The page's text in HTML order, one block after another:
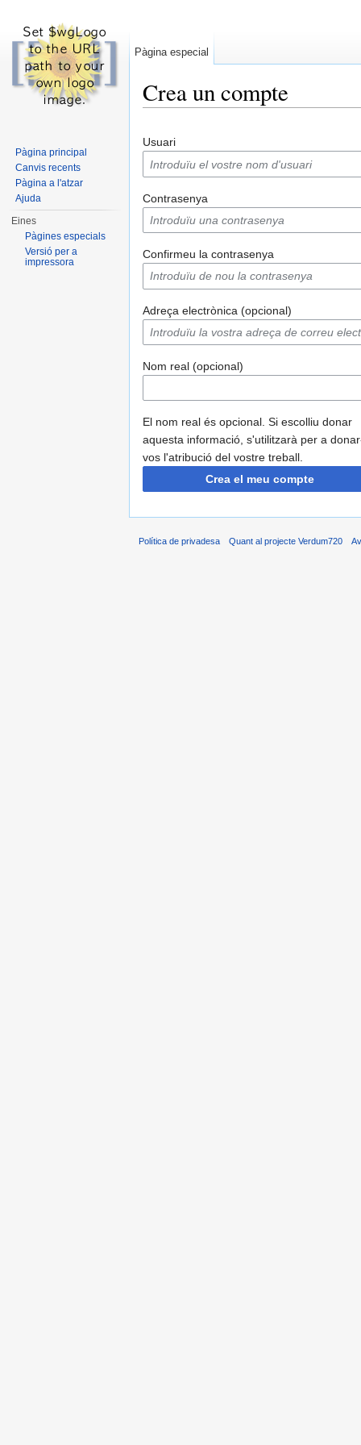
Crea un compte
Usuari
Contrasenya
Confirmeu la contrasenya
Adreça electrònica (opcional)
Nom real (opcional)
El nom real és opcional. Si escolliu donar
aquesta informació, s'utilitzarà per a
vos l'atribució del vostre treball.
Crea el meu compte
Pàgina especial
Pàgina principal
Canvis recents
Pàgina a l'atzar
Ajuda
Eines
Pàgines especials
Versió per a
impressora
Política de privadesa Quant al projecte Verdum720